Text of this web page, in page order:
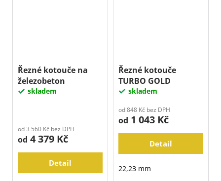
Řezné kotouče na
železobeton
skladem
od 3 560 Kč bez DPH
od 4 379 Kč
Detail
Řezné kotouče
TURBO GOLD
skladem
od 848 Kč bez DPH
od 1 043 Kč
Detail
22,23 mm